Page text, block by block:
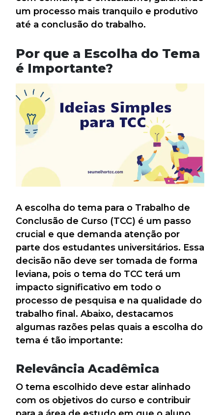
um processo mais tranquilo e produtivo
até a conclusão do trabalho.
Por que a Escolha do Tema
é Importante?
A escolha do tema para o Trabalho de
Conclusão de Curso (TCC) é um passo
crucial e que demanda atenção por
parte dos estudantes universitários. Essa
decisão não deve ser tomada de forma
leviana, pois o tema do TCC terá um
impacto significativo em todo o
processo de pesquisa e na qualidade do
trabalho final. Abaixo, destacamos
algumas razões pelas quais a escolha do
tema é tão importante:
Relevância Acadêmica
O tema escolhido deve estar alinhado
com os objetivos do curso e contribuir